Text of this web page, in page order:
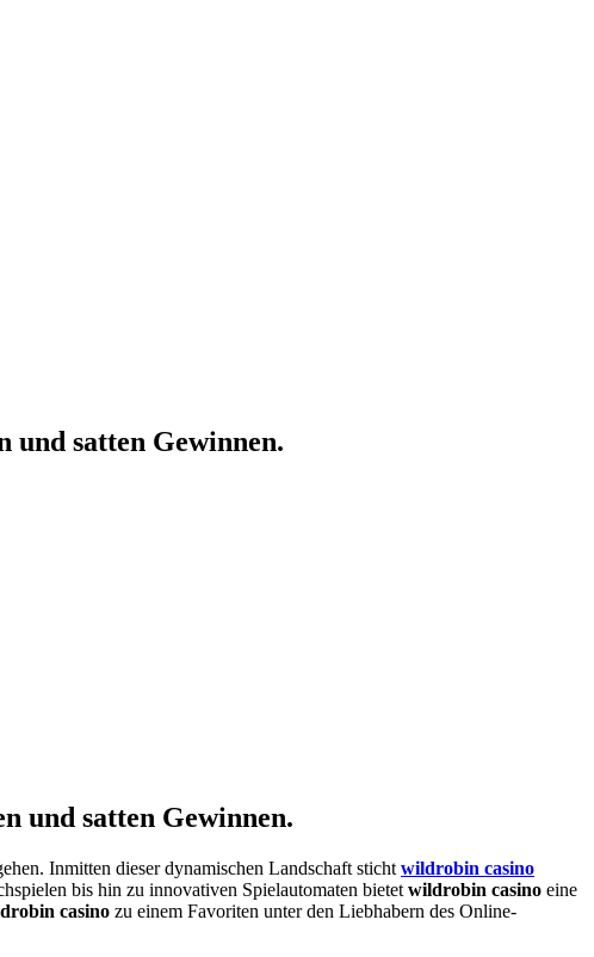
und satten Gewinnen.
und satten Gewinnen.
Inmitten dieser dynamischen Landschaft sticht wildrobin casino
bis hin zu innovativen Spielautomaten bietet wildrobin casino eine
casino zu einem Favoriten unter den Liebhabern des Online-